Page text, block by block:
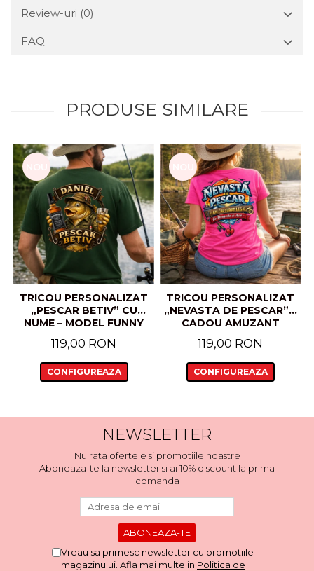
Review-uri (0)
FAQ
PRODUSE SIMILARE
TRICOU PERSONALIZAT
„PESCAR BETIV” CU
NUME – MODEL FUNNY
119,00 RON
CONFIGUREAZA
TRICOU PERSONALIZAT
„NEVASTA DE PESCAR” –
CADOU AMUZANT
NUME
119,00 RON
CONFIGUREAZA
NEWSLETTER
Nu rata ofertele si promotiile noastre
Aboneaza-te la newsletter si ai 10% discount la prima
comanda
Vreau sa primesc newsletter cu promotiile
magazinului. Afla mai multe in Politica de